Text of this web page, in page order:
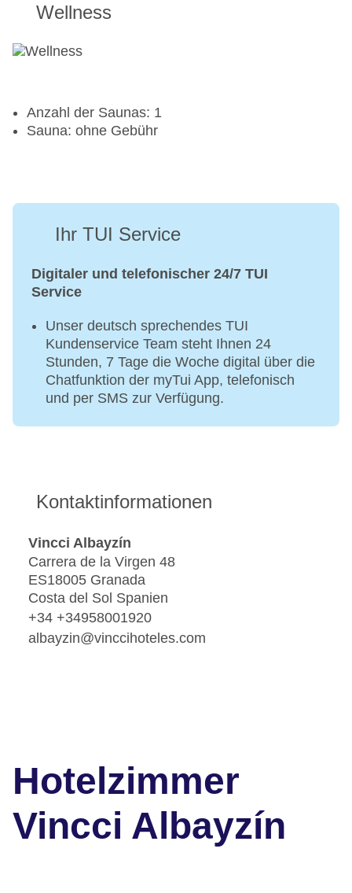
Wellness
Anzahl der Saunas: 1
Sauna: ohne Gebühr
Ihr TUI Service
Digitaler und telefonischer 24/7 TUI
Service
Unser deutsch sprechendes TUI
Kundenservice Team steht Ihnen 24
Stunden, 7 Tage die Woche digital über die
Chatfunktion der myTui App, telefonisch
und per SMS zur Verfügung.
Kontaktinformationen
Vincci Albayzín
Carrera de la Virgen 48
ES18005 Granada
Costa del Sol Spanien
+34 +34958001920
albayzin@vinccihoteles.com
Hotelzimmer
Vincci Albayzín